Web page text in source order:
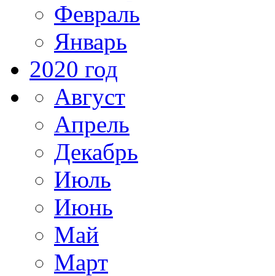
Февраль
Январь
2020 год
Август
Апрель
Декабрь
Июль
Июнь
Май
Март